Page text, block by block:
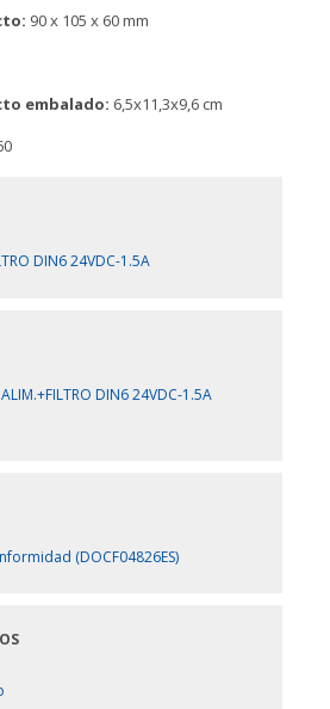
90 x 105 x 60 mm
embalado: 6,5x11,3x9,6 cm
DIN6 24VDC-1.5A
DIN6 24VDC-1.5A
(DOCF04826ES)